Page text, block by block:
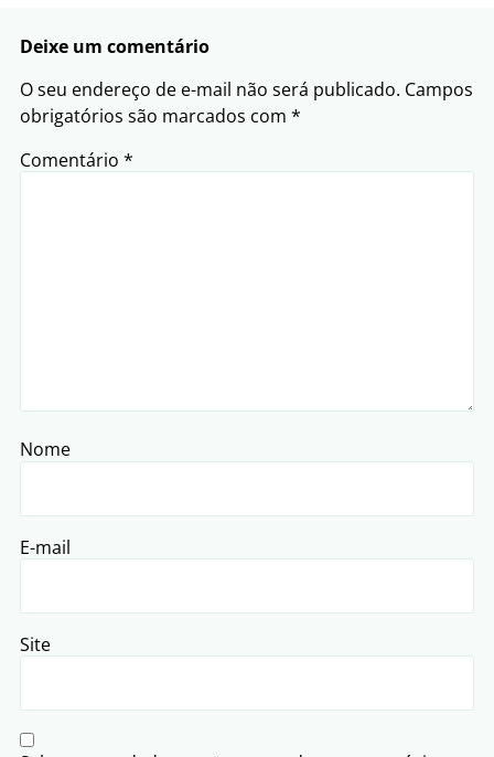
Deixe um comentário
O seu endereço de e-mail não será publicado. Campos
obrigatórios são marcados com *
Comentário *
Nome
E-mail
Site